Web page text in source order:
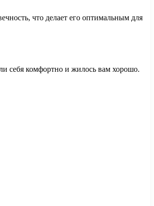
что делает его оптимальным для
себя комфортно и жилось вам хорошо.